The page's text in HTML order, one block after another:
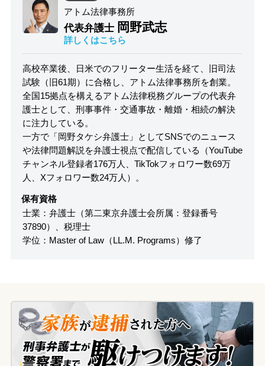
アトム法律事務所
代表弁護士 岡野武志
詳しくはこちら
高校卒業後、日米でのフリーター生活を経て、旧司法
試験（旧61期）に合格し、アトム法律事務所を創業。
全国15拠点を構えるアトム法律税務グループの代表弁
護士として、刑事事件・交通事故・離婚・相続の解決
に注力している。
一方で「岡野タケシ弁護士」としてSNSでのニュース
や法律問題解説を弁護士視点で配信している（YouTube
チャンネル登録者176万人、TikTokフォロワー数69万
人、Xフォロワー数24万人）。
保有資格
士業：弁護士（第二東京弁護士会所属：登録番号
37890）、税理士
学位：Master of Law（LL.M. Programs）修了